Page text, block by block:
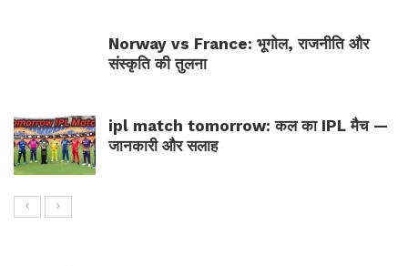
Norway vs France: भूगोल, राजनीति और
संस्कृति की तुलना
ipl match tomorrow: कल का IPL मैच —
जानकारी और सलाह